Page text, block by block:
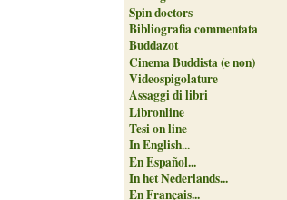
Spin doctors
Bibliografia commentata
Buddazot
Cinema Buddista (e non)
Videospigolature
Assaggi di libri
Libronline
Tesi on line
In English...
En Español...
In het Nederlands...
En Français...